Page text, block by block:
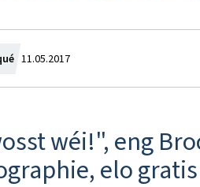
C
r
e
11.05.2017
wéi!", eng
elo